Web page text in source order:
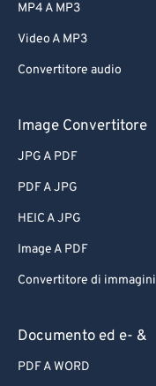
MP4 A MP3
Video A MP3
Convertitore audio
Image Convertitore
JPG A PDF
PDF A JPG
HEIC A JPG
Image A PDF
Convertitore di immagini
Documento ed e- &
PDF A WORD